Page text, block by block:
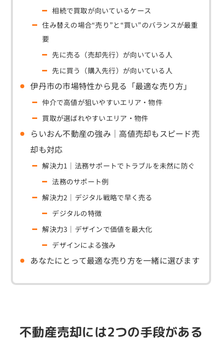
相続で買取が向いているケース
住み替えの場合“売り”と“買い”のバランスが最重
要
先に売る（売却先行）が向いている人
先に買う（購入先行）が向いている人
伊丹市の市場特性から見る「最適な売り方」
仲介で高値が狙いやすいエリア・物件
買取が選ばれやすいエリア・物件
らいおん不動産の強み｜高値売却もスピード売
却も対応
解決力1｜法務サポートでトラブルを未然に防ぐ
法務のサポート例
解決力2｜デジタル戦略で早く売る
デジタルの特徴
解決力3｜デザインで価値を最大化
デザインによる強み
あなたにとって最適な売り方を一緒に選びます
不動産売却には2つの手段がある